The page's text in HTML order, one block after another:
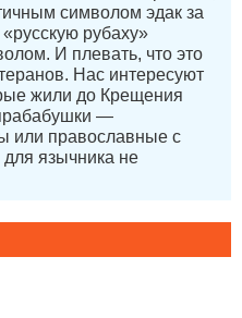
символом эдак за
рубаху»
И плевать, что это
Нас интересуют
жили до Крещения
—
или православные с
язычника не